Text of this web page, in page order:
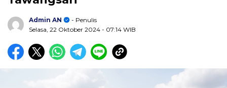
Admin AN
- Penulis
Selasa, 22 Oktober 2024 - 07:14 WIB